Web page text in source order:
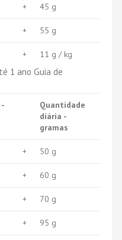
+ 45 g
+ 55 g
+ 11 g / kg
1 ano Guia de
Quantidade
diária -
gramas
+ 50 g
+ 60 g
+ 70 g
+ 95 g